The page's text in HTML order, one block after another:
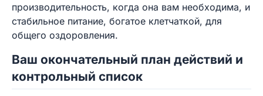
производительность, когда она вам необходима, и
стабильное питание, богатое клетчаткой, для
общего оздоровления.
Ваш окончательный план действий и
контрольный список